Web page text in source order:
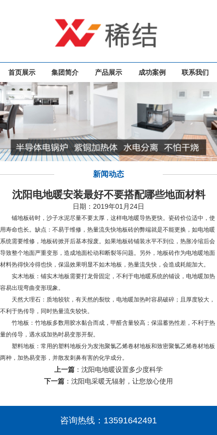
首页展示 集团简介 产品展示 成功案例 联系我们
新闻动态
沈阳电地暖安装最好不要搭配哪些地面材料
日期：2019年01月24日
铺地板砖时，沙子水泥尽量不要太厚，这样电地暖导热更快。瓷砖价位适中，使
用寿命也长。缺点：不易于维修，热量流失快地板砖的弊端就是不能更换，如电地暖
系统需要维修，地板砖掀开后基本报废。如果地板砖铺装水平不到位，热胀冷缩后会
导致整个地面严重变形，造成地面松动和断裂等问题。另外，地板砖作为电地暖地面
材料热得快冷得也快，保温效果明显不如木地板，热量流失快，会造成耗能加大。
实木地板：铺实木地板需要打龙骨固定，不利于电地暖系统的铺设，电地暖加热
容易出现弯曲变形现象。
天然大理石：质地较软，有天然的裂纹，电地暖加热时容易破碎；且厚度较大，
不利于热传导，同时热量流失较快。
竹地板：竹地板多数用胶水黏合而成，甲醛含量较高；保温蓄热性差，不利于热
量的传导，遇水或加热时易变形开裂。
塑料地板：常用的塑料地板分为发泡聚氯乙烯卷材地板和致密聚氯乙烯卷材地板
两种，加热易变形，并散发刺鼻有害的化学成分。
上一篇 ： 沈阳电地暖设置多少度科学
下一篇 ： 沈阳电采暖无辐射，让您放心使用
咨询热线： 13591642491